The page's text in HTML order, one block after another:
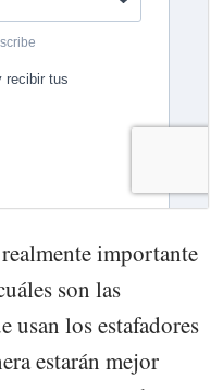
importante
son las
usan los estafadores
estarán mejor